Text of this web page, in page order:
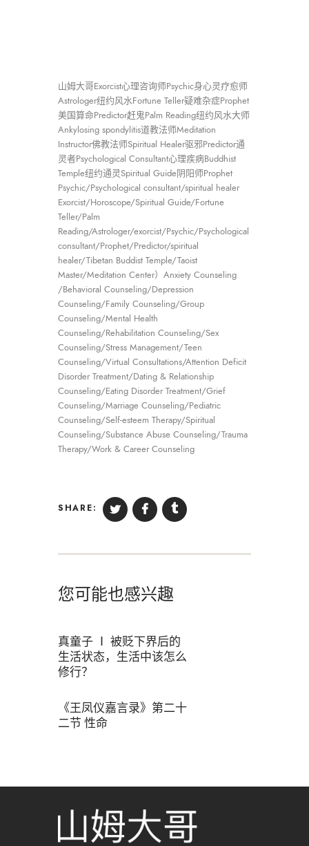
山姆大哥Exorcist心理咨询师Psychic身心灵疗愈师
Astrologer纽约风水Fortune Teller疑难杂症Prophet
美国算命Predictor赶鬼Palm Reading纽约风水大师
Ankylosing spondylitis道教法师Meditation
Instructor佛教法师Spiritual Healer驱邪Predictor通
灵者Psychological Consultant心理疾病Buddhist
Temple纽约通灵Spiritual Guide阴阳师Prophet
Psychic/Psychological consultant/spiritual healer
Exorcist/Horoscope/Spiritual Guide/Fortune
Teller/Palm
Reading/Astrologer/exorcist/Psychic/Psychological
consultant/Prophet/Predictor/spiritual
healer/Tibetan Buddist Temple/Taoist
Master/Meditation Center）Anxiety Counseling
/Behavioral Counseling/Depression
Counseling/Family Counseling/Group
Counseling/Mental Health
Counseling/Rehabilitation Counseling/Sex
Counseling/Stress Management/Teen
Counseling/Virtual Consultations/Attention Deficit
Disorder Treatment/Dating & Relationship
Counseling/Eating Disorder Treatment/Grief
Counseling/Marriage Counseling/Pediatric
Counseling/Self-esteem Therapy/Spiritual
Counseling/Substance Abuse Counseling/Trauma
Therapy/Work & Career Counseling
SHARE:
您可能也感兴趣
真童子 Ⅰ 被贬下界后的
生活状态，生活中该怎么
修行？
《王凤仪嘉言录》第二十
二节 性命